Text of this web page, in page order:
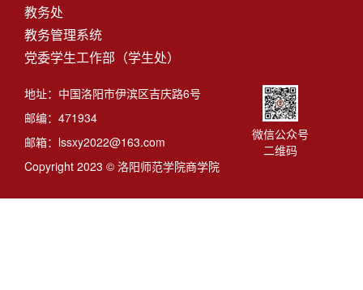
教务处
教务管理系统
党委学生工作部（学生处）
地址：中国洛阳市伊滨区吉庆路6号
邮编：471934
邮箱：lssxy2022@163.com
Copyright 2023 © 洛阳师范学院商学院
微信公众号
二维码